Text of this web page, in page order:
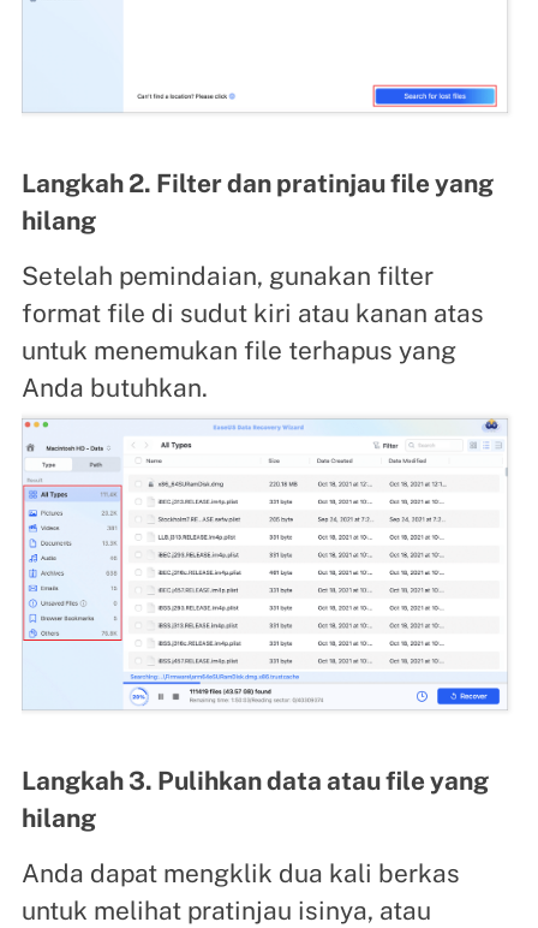
Langkah 2. Filter dan pratinjau file yang
hilang
Setelah pemindaian, gunakan filter
format file di sudut kiri atau kanan atas
untuk menemukan file terhapus yang
Anda butuhkan.
Langkah 3. Pulihkan data atau file yang
hilang
Anda dapat mengklik dua kali berkas
untuk melihat pratinjau isinya, atau